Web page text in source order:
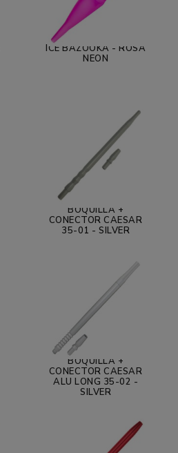
ICE BAZOOKA - ROSA
NEON
BOQUILLA +
CONECTOR CAESAR
35-01 - SILVER
BOQUILLA +
CONECTOR CAESAR
ALU LONG 35-02 -
SILVER